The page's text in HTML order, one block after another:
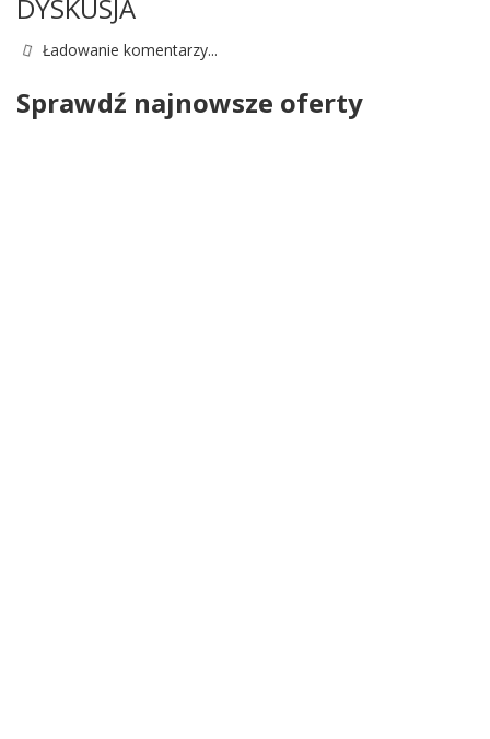
DYSKUSJA
Ładowanie komentarzy...
Sprawdź najnowsze oferty